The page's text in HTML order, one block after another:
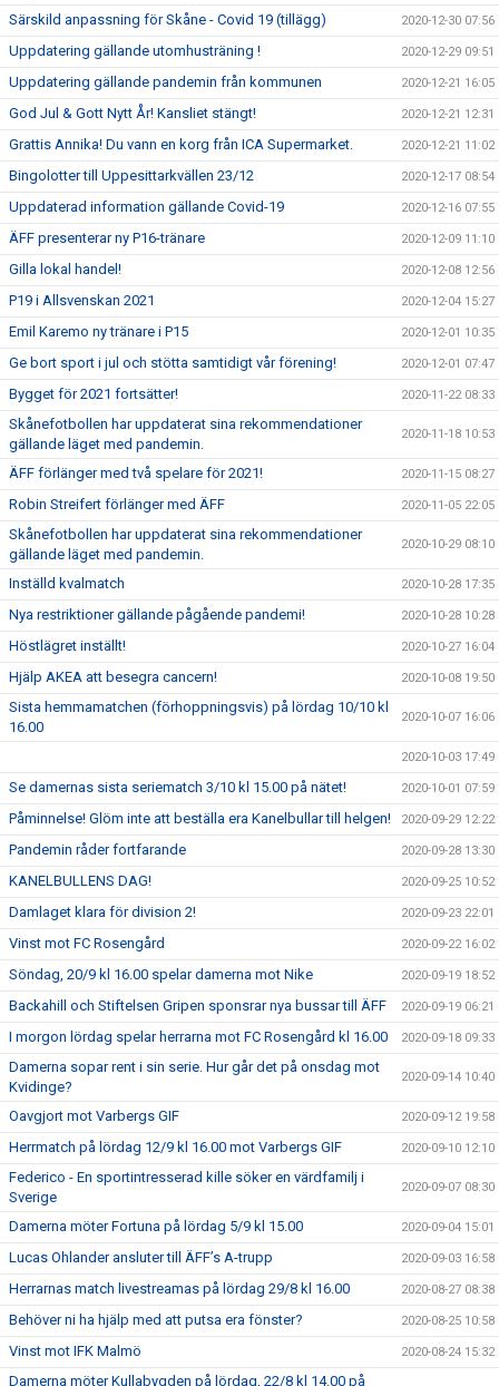
Särskild anpassning för Skåne - Covid 19 (tillägg) 2020-12-30 07:56
Uppdatering gällande utomhusträning ! 2020-12-29 09:51
Uppdatering gällande pandemin från kommunen 2020-12-21 16:05
God Jul & Gott Nytt År! Kansliet stängt! 2020-12-21 12:31
Grattis Annika! Du vann en korg från ICA Supermarket. 2020-12-21 11:02
Bingolotter till Uppesittarkvällen 23/12 2020-12-17 08:54
Uppdaterad information gällande Covid-19 2020-12-16 07:55
ÄFF presenterar ny P16-tränare 2020-12-09 11:10
Gilla lokal handel! 2020-12-08 12:56
P19 i Allsvenskan 2021 2020-12-04 15:27
Emil Karemo ny tränare i P15 2020-12-01 10:35
Ge bort sport i jul och stötta samtidigt vår förening! 2020-12-01 07:47
Bygget för 2021 fortsätter! 2020-11-22 08:33
Skånefotbollen har uppdaterat sina rekommendationer
gällande läget med pandemin.
2020-11-18 10:53
ÄFF förlänger med två spelare för 2021! 2020-11-15 08:27
Robin Streifert förlänger med ÄFF 2020-11-05 22:05
Skånefotbollen har uppdaterat sina rekommendationer
gällande läget med pandemin.
2020-10-29 08:10
Inställd kvalmatch 2020-10-28 17:35
Nya restriktioner gällande pågående pandemi! 2020-10-28 10:28
Höstlägret inställt! 2020-10-27 16:04
Hjälp AKEA att besegra cancern! 2020-10-08 19:50
Sista hemmamatchen (förhoppningsvis) på lördag 10/10 kl
16.00
2020-10-07 16:06
2020-10-03 17:49
Se damernas sista seriematch 3/10 kl 15.00 på nätet! 2020-10-01 07:59
Påminnelse! Glöm inte att beställa era Kanelbullar till helgen! 2020-09-29 12:22
Pandemin råder fortfarande 2020-09-28 13:30
KANELBULLENS DAG! 2020-09-25 10:52
Damlaget klara för division 2! 2020-09-23 22:01
Vinst mot FC Rosengård 2020-09-22 16:02
Söndag, 20/9 kl 16.00 spelar damerna mot Nike 2020-09-19 18:52
Backahill och Stiftelsen Gripen sponsrar nya bussar till ÄFF 2020-09-19 06:21
I morgon lördag spelar herrarna mot FC Rosengård kl 16.00 2020-09-18 09:33
Damerna sopar rent i sin serie. Hur går det på onsdag mot
Kvidinge?
2020-09-14 10:40
Oavgjort mot Varbergs GIF 2020-09-12 19:58
Herrmatch på lördag 12/9 kl 16.00 mot Varbergs GIF 2020-09-10 12:10
Federico - En sportintresserad kille söker en värdfamilj i
Sverige
2020-09-07 08:30
Damerna möter Fortuna på lördag 5/9 kl 15.00 2020-09-04 15:01
Lucas Ohlander ansluter till ÄFF’s A-trupp 2020-09-03 16:58
Herrarnas match livestreamas på lördag 29/8 kl 16.00 2020-08-27 08:38
Behöver ni ha hjälp med att putsa era fönster? 2020-08-25 10:58
Vinst mot IFK Malmö 2020-08-24 15:32
Damerna möter Kullabygden på lördag, 22/8 kl 14.00 på